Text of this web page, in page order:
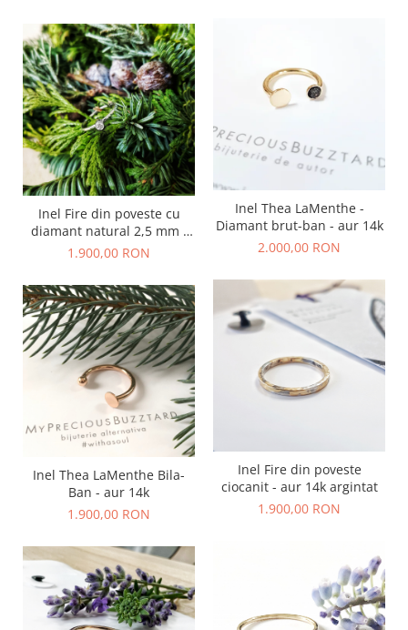
Inel Thea LaMenthe -
Diamant brut-ban - aur 14k
2.000,00 RON
Inel Fire din poveste cu
diamant natural 2,5 mm -
aur 14k
1.900,00 RON
Inel Fire din poveste
ciocanit - aur 14k argintat
1.900,00 RON
Inel Thea LaMenthe Bila-
Ban - aur 14k
1.900,00 RON